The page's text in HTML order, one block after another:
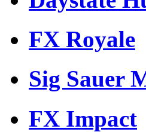
FX Royale
Sig Sauer
FX Impact